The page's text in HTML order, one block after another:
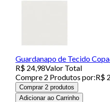
Guardanapo de Tecido
R$ 24,98Valor Total
Compre 2 Produtos por:R$
Comprar 2 produtos
Adicionar ao Carrinho